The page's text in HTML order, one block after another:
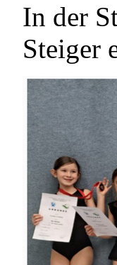
In der
Steiger